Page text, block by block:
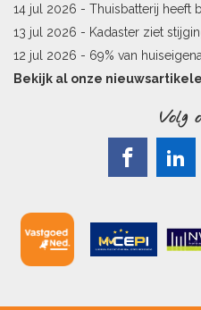
14 jul 2026 - Thuisbatterij heeft
energielabel
13 jul 2026 - Kadaster ziet
kopers
12 jul 2026 - 69% van
hypotheekaflossing
Bekijk al onze
Volg